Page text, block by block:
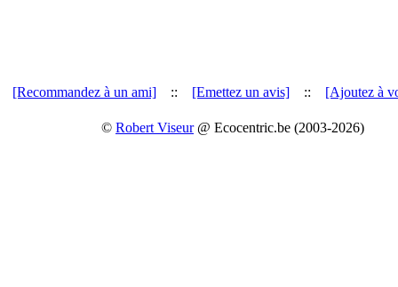
[Recommandez à un ami] :: [Emettez un avis] :: [Ajoutez à
© Robert Viseur@ Ecocentric.be (2003-2026)